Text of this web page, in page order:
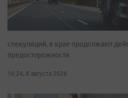
спекуляций, в крае продолжают
предосторожности
16:24, 8 августа 2026